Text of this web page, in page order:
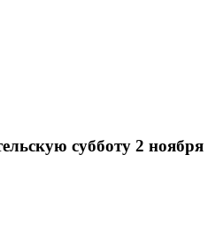
субботу 2 ноября